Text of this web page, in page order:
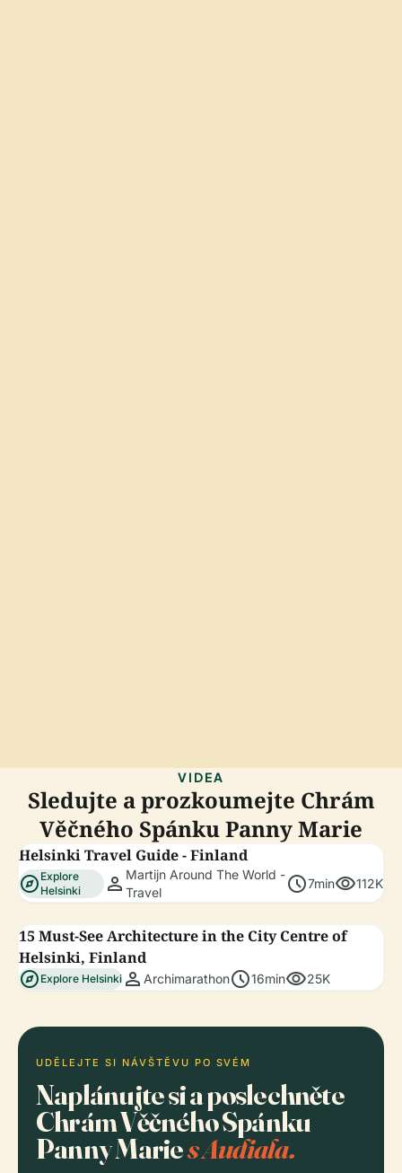
VIDEA
Sledujte a prozkoumejte Chrám
Věčného Spánku Panny Marie
Helsinki Travel Guide - Finland
explore Explore
Helsinki
person Martijn Around The World -
Travel
schedule7minvisibility112K
15 Must-See Architecture in the City Centre of
Helsinki, Finland
explore Explore Helsinki person Archimarathonschedule16minvisibility25K
UDĚLEJTE SI NÁVŠTĚVU PO SVÉM
Naplánujte si a poslechněte
Chrám Věčného Spánku
Panny Maries Audiala.